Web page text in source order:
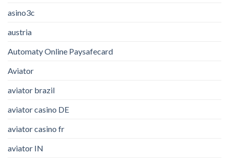
asino3c
austria
Automaty Online Paysafecard
Aviator
aviator brazil
aviator casino DE
aviator casino fr
aviator IN